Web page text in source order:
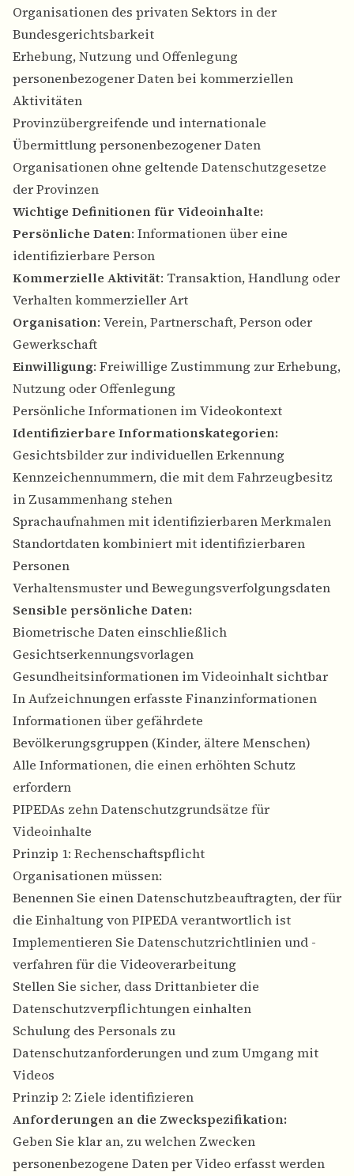
Organisationen des privaten Sektors in der
Bundesgerichtsbarkeit
Erhebung, Nutzung und Offenlegung
personenbezogener Daten bei kommerziellen
Aktivitäten
Provinzübergreifende und internationale
Übermittlung personenbezogener Daten
Organisationen ohne geltende Datenschutzgesetze
der Provinzen
Wichtige Definitionen für Videoinhalte:
Persönliche Daten: Informationen über eine
identifizierbare Person
Kommerzielle Aktivität: Transaktion, Handlung oder
Verhalten kommerzieller Art
Organisation: Verein, Partnerschaft, Person oder
Gewerkschaft
Einwilligung: Freiwillige Zustimmung zur Erhebung,
Nutzung oder Offenlegung
Persönliche Informationen im Videokontext
Identifizierbare Informationskategorien:
Gesichtsbilder zur individuellen Erkennung
Kennzeichennummern, die mit dem Fahrzeugbesitz
in Zusammenhang stehen
Sprachaufnahmen mit identifizierbaren Merkmalen
Standortdaten kombiniert mit identifizierbaren
Personen
Verhaltensmuster und Bewegungsverfolgungsdaten
Sensible persönliche Daten:
Biometrische Daten einschließlich
Gesichtserkennungsvorlagen
Gesundheitsinformationen im Videoinhalt sichtbar
In Aufzeichnungen erfasste Finanzinformationen
Informationen über gefährdete
Bevölkerungsgruppen (Kinder, ältere Menschen)
Alle Informationen, die einen erhöhten Schutz
erfordern
PIPEDAs zehn Datenschutzgrundsätze für
Videoinhalte
Prinzip 1: Rechenschaftspflicht
Organisationen müssen:
Benennen Sie einen Datenschutzbeauftragten, der für
die Einhaltung von PIPEDA verantwortlich ist
Implementieren Sie Datenschutzrichtlinien und -
verfahren für die Videoverarbeitung
Stellen Sie sicher, dass Drittanbieter die
Datenschutzverpflichtungen einhalten
Schulung des Personals zu
Datenschutzanforderungen und zum Umgang mit
Videos
Prinzip 2: Ziele identifizieren
Anforderungen an die Zweckspezifikation:
Geben Sie klar an, zu welchen Zwecken
personenbezogene Daten per Video erfasst werden